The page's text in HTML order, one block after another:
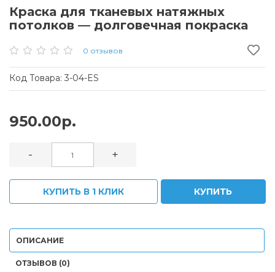
Краска для тканевых натяжных
потолков — долговечная покраска
0 отзывов
Код Товара: 3-04-ES
950.00р.
- +
КУПИТЬ В 1 КЛИК КУПИТЬ
ОПИСАНИЕ
ОТЗЫВОВ (0)